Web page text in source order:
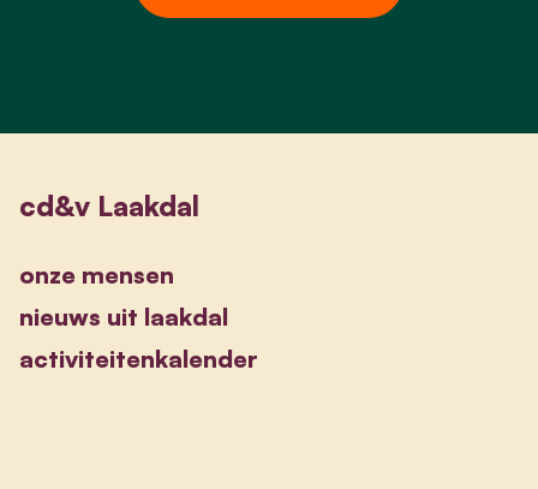
cd&v Laakdal
onze mensen
nieuws uit laakdal
activiteitenkalender